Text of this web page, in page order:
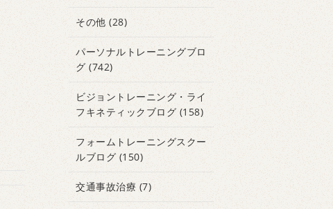
その他 (28)
パーソナルトレーニングブロ
グ (742)
ビジョントレーニング・ライ
フキネティックブログ (158)
フォームトレーニングスクー
ルブログ (150)
交通事故治療 (7)